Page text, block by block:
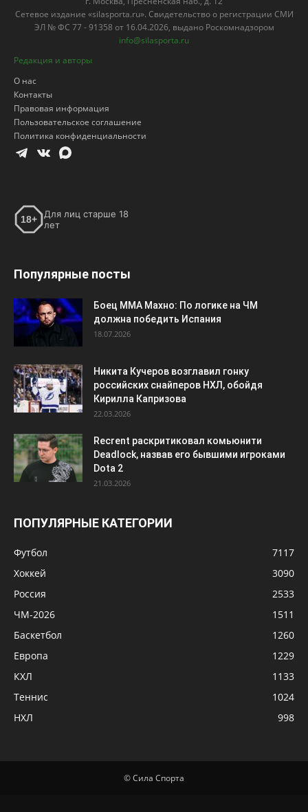
Сетевое издание «silasporta.ru». Свидетельство о регистрации СМИ
ЭЛ № ФС 77 - 91358 от 16.04.2026, выдано Роскомнадзором
info@silasporta.ru
Редакция и авторы
О нас
Контакты
Правовая информация
Пользовательское соглашение
Политика конфиденциальности
18+
Для лиц старше 18
лет
Популярные посты
Боец ММА Махно: По логике на ЧМ
должна победить Испания
18.07.2026
Никита Кучеров возглавил гонку
российских снайперов НХЛ, обойдя
Кирилла Капризова
22.03.2026
Recrent раскритиковал комьюнити
Deadlock, назвав его бывшими игроками
Dota 2
21.03.2026
ПОПУЛЯРНЫЕ КАТЕГОРИИ
Футбол
7117
Хоккей
3090
Россия
2533
ЧМ-2026
1511
Баскетбол
1260
Европа
1229
КХЛ
1133
Теннис
1024
НХЛ
998
© Сила Спорта